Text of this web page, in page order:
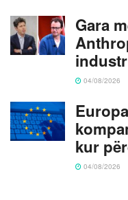
Gara
04/08/2026
kur
04/08/2026